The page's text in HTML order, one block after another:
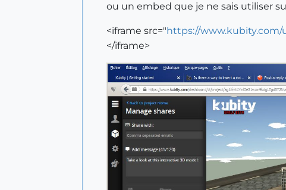
ou un embed que je ne sais utiliser
<iframe src="https://www.kubity.com/
</iframe>